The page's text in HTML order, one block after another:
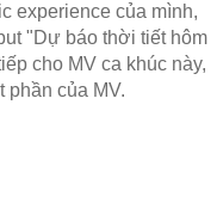
experience của mình,
"Dự báo thời tiết hôm
cho MV ca khúc này,
phần của MV.